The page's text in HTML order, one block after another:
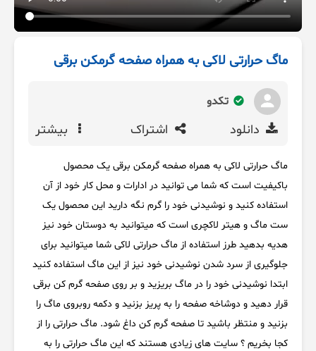
ماگ حرارتی لاکی به همراه صفحه گرمکن برقی
تکدو
دانلود اشتراک بیشتر
ماگ حرارتی لاکی به همراه صفحه گرمکن برقی یک محصول
باکیفیت است که شما می توانید در ادارات و محل کار خود از آن
استفاده کنید و نوشیدنی خود را گرم نگه دارید این محصول یک
ست ماگ و هیتر لاکچری است که میتوانید به دوستان خود نیز
هدیه بدهید طرز استفاده از ماگ حرارتی لاکی شما میتوانید برای
جلوگیری از سرد شدن نوشیدنی خود نیز از این ماگ استفاده کنید
ابتدا نوشیدنی خود را در ماگ بریزید و بر روی صفحه گرم کن برقی
قرار دهید و دوشاخه صفحه را به پریز بزنید و دکمه روبروی ماگ را
بزنید و منتظر باشید تا صفحه گرم کن داغ شود. ماگ حرارتی را از
کجا بخریم ؟ سایت های زیادی هستند که این ماگ حرارتی را به